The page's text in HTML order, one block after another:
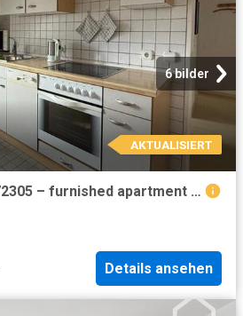
6 bilder
AKTUALISIERT
Sachsenhausen 8072305 – furnished apartment 40 qm with 2 bedrooms
Details ansehen